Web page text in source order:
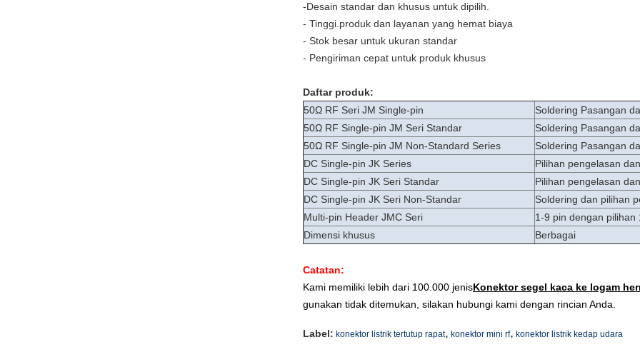
-Desain standar dan khusus untuk dipilih.
- Tinggi. produk dan layanan yang hemat biaya
- Stok besar untuk ukuran standar
- Pengiriman cepat untuk produk khusus
Daftar produk:
50Ω RF Seri JM Single-pin
Soldering Pasangan
50Ω RF Single-pin JM Seri Standar
Soldering Pasangan
50Ω RF Single-pin JM Non-Standard Series
Soldering Pasangan
DC Single-pin JK Series
Pilihan pengelasan
DC Single-pin JK Seri Standar
Pilihan pengelasan
DC Single-pin JK Seri Non-Standar
Soldering dan pilihan
Multi-pin Header JMC Seri
1-9 pin dengan pilihan
Dimensi khusus
Berbagai
Catatan:
Kami memiliki lebih dari 100.000 jenisKonektor segel kaca ke logam
gunakan tidak ditemukan, silakan hubungi kami dengan rincian Anda.
Label: konektor listrik tertutup rapat, konektor mini rf, konektor listrik kedap udara